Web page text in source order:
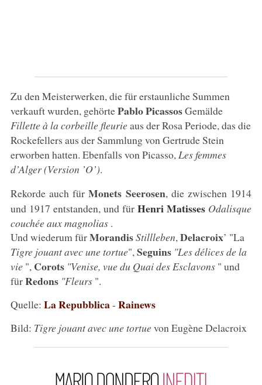
Zu den Meisterwerken, die für erstaunliche Summen
verkauft wurden, gehörtePablo PicassosGemälde
Fillette à la corbeille fleurieaus der Rosa Periode, das die
Rockefellers aus der Sammlung von Gertrude Stein
erworben hatten. Ebenfalls von Picasso, Les femmes
d’Alger (Version ’O’).
Rekorde auch fürMonets Seerosen, die zwischen 1914
und 1917 entstanden, und fürHenri Matisses Odalisque
couchéeaux magnolias .
Und wiederum fürMorandisStillleben, Delacroix’ "La
Tigre jouant avec une tortue", Seguins "Les délices de la
vie ", Corots "Venise, vue du Quai des Esclavons" und
fürRedons "Fleurs".
Quelle: La Repubblica- Rainews
Bild: Tigre jouant avec une tortuevon Eugène Delacroix